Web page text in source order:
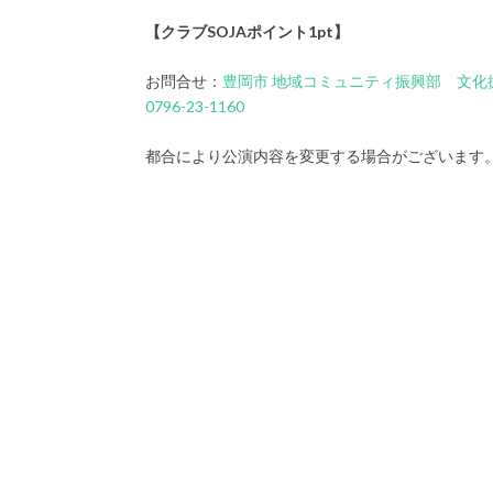
【クラブSOJAポイント1pt】
お問合せ： 豊岡市 地域コミュニティ振興部 文化
0796-23-1160
都合により公演内容を変更する場合がございます